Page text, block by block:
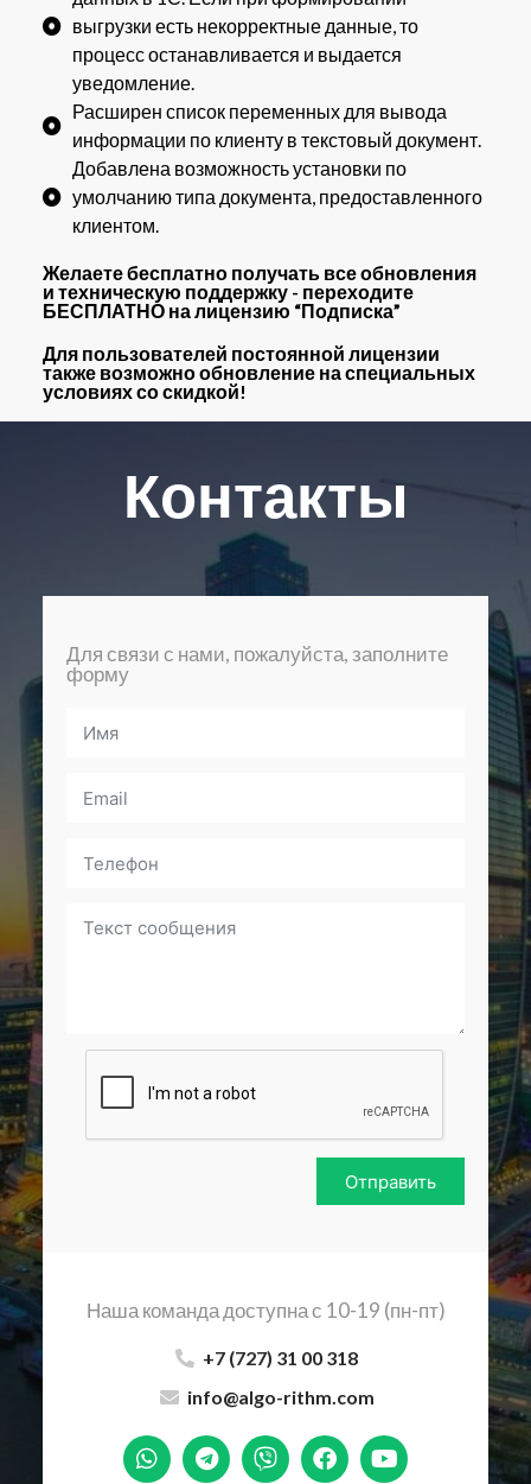
выгрузки есть некорректные данные, то
процесс останавливается и выдается
уведомление.
Расширен список переменных для вывода
информации по клиенту в текстовый документ.
Добавлена возможность установки по
умолчанию типа документа, предоставленного
клиентом.
Желаете бесплатно получать все обновления
и техническую поддержку - переходите
БЕСПЛАТНО на лицензию “Подписка”
Для пользователей постоянной лицензии
также возможно обновление на специальных
условиях со скидкой!
Контакты
Для связи с нами, пожалуйста, заполните
форму
Отправить
Наша команда доступна с 10-19 (пн-пт)
+7 (727) 31 00 318
info@algo-rithm.com